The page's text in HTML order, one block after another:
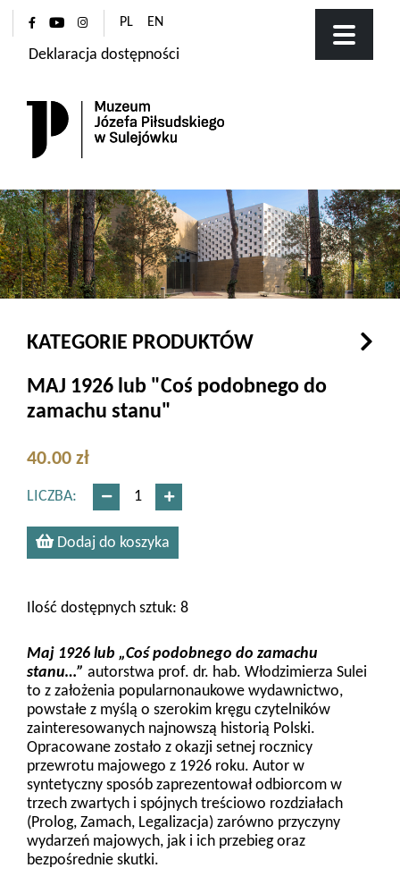
Deklaracja dostępności
PL EN
KATEGORIE PRODUKTÓW
MAJ 1926 lub "Coś podobnego do
zamachu stanu"
40.00 zł
LICZBA:
Dodaj do koszyka
Ilość dostępnych sztuk: 8
Maj 1926 lub „Coś podobnego do zamachu
stanu…” autorstwa prof. dr. hab. Włodzimierza Sulei
to z założenia popularnonaukowe wydawnictwo,
powstałe z myślą o szerokim kręgu czytelników
zainteresowanych najnowszą historią Polski.
Opracowane zostało z okazji setnej rocznicy
przewrotu majowego z 1926 roku. Autor w
syntetyczny sposób zaprezentował odbiorcom w
trzech zwartych i spójnych treściowo rozdziałach
(Prolog, Zamach, Legalizacja) zarówno przyczyny
wydarzeń majowych, jak i ich przebieg oraz
bezpośrednie skutki.